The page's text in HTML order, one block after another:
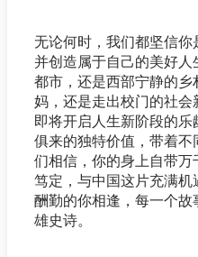
无论何时，我们都坚信你
并创造属于自己的美好
都市，还是西部宁静的
妈，还是走出校门的社
即将开启人生新阶段的
俱来的独特价值，带着
们相信，你的身上自带
笃定，与中国这片充满
酬勤的你相逢，每一个
雄史诗。